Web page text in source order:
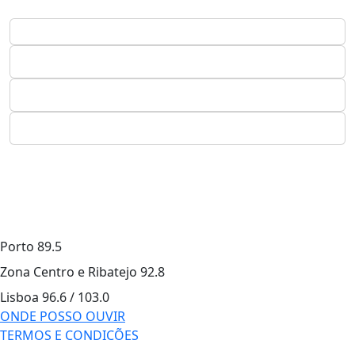
Porto 89.5
Zona Centro e Ribatejo 92.8
Lisboa 96.6 / 103.0
ONDE POSSO OUVIR
TERMOS E CONDIÇÕES